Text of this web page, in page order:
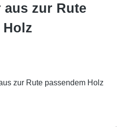
aus zur Rute
Holz